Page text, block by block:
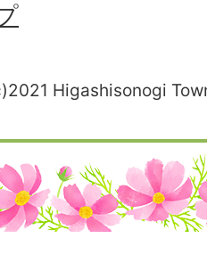
Higashisonogi